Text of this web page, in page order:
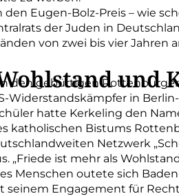
Eugen-Bolz-Preis – wie
der Juden in
von zwei bis vier Jahren
und
den gebürtigen
Widerstandskämpfer in
hatte Kerkeling den
katholischen Bistums
Netzwerk
„Friede ist mehr als
Menschen outete sich
seinem Engagement für